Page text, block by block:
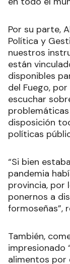
Por su parte,
Política y
nuestros
están
disponibles
del Fuego,
escuchar
disposición
políticas
“Si bien
pandemia
provincia, por
ponernos a
formoseñas”,
También,
impresionado
alimentos por